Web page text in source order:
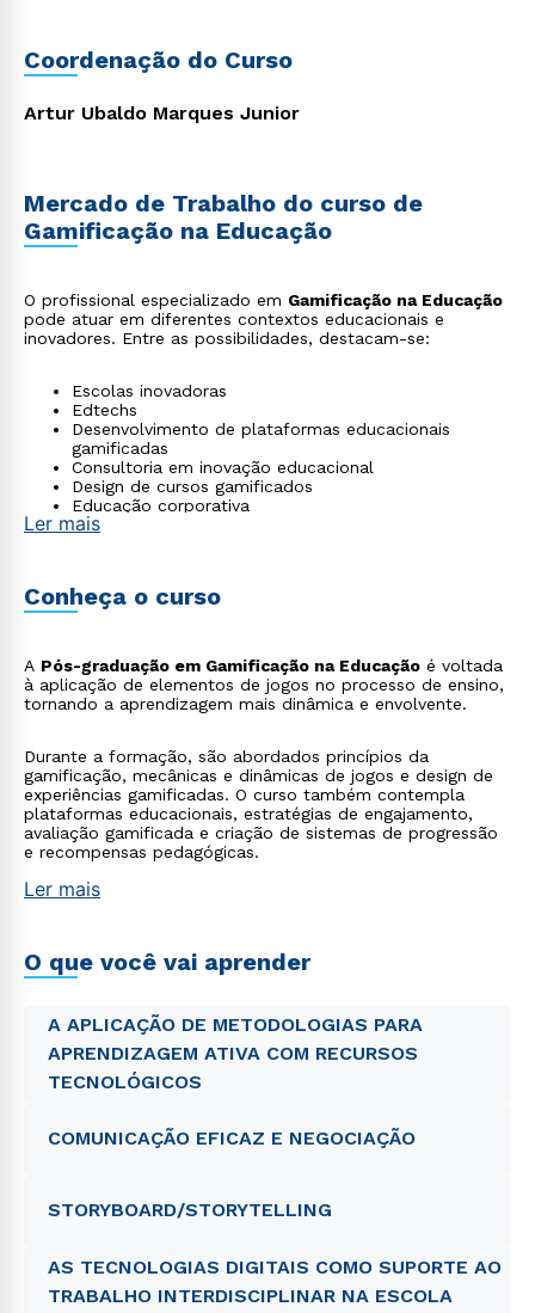
Coordenação do Curso
Artur Ubaldo Marques Junior
Mercado de Trabalho do curso de
Gamificação na Educação
O profissional especializado em Gamificação na Educação
pode atuar em diferentes contextos educacionais e
inovadores. Entre as possibilidades, destacam-se:
Escolas inovadoras
Edtechs
Desenvolvimento de plataformas educacionais
gamificadas
Consultoria em inovação educacional
Design de cursos gamificados
Educação corporativa
Produção de conteúdo educacional interativo
Ler mais
Conheça o curso
A Pós-graduação em Gamificação na Educação é voltada
à aplicação de elementos de jogos no processo de ensino,
tornando a aprendizagem mais dinâmica e envolvente.
Durante a formação, são abordados princípios da
gamificação, mecânicas e dinâmicas de jogos e design de
experiências gamificadas. O curso também contempla
plataformas educacionais, estratégias de engajamento,
avaliação gamificada e criação de sistemas de progressão
e recompensas pedagógicas.
Ler mais
O que você vai aprender
A APLICAÇÃO DE METODOLOGIAS PARA
APRENDIZAGEM ATIVA COM RECURSOS
TECNOLÓGICOS
COMUNICAÇÃO EFICAZ E NEGOCIAÇÃO
STORYBOARD/STORYTELLING
AS TECNOLOGIAS DIGITAIS COMO SUPORTE AO
TRABALHO INTERDISCIPLINAR NA ESCOLA